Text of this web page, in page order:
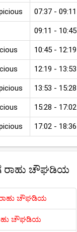
07:37 - 09:11
09:11 - 10:45
10:45 - 12:19
12:19 - 13:53
13:53 - 15:28
15:28 - 17:02
17:02 - 18:36
ರಾಹು ಚೌಘಡಿಯ
ರಾಹು ಚೌಘಡಿಯ
ಚೌಘಡಿಯ